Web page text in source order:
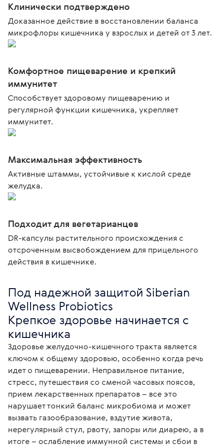
Клинически подтверждено
Доказанное действие в восстановлении баланса
микрофлоры кишечника у взрослых и детей от 3 лет.
Комфортное пищеварение и крепкий
иммунитет
Способствует здоровому пищеварению и
регулярной функции кишечника, укрепляет
иммунитет.
Максимальная эффективность
Активные штаммы, устойчивые к кислой среде
желудка.
Подходит для вегетарианцев
DR-капсулы растительного происхождения с
отсроченным высвобождением для прицельного
действия в кишечнике.
Под надежной защитой Siberian
Wellness Probiotics
Крепкое здоровье начинается с
кишечника
Здоровье желудочно-кишечного тракта является
ключом к общему здоровью, особенно когда речь
идет о пищеварении. Неправильное питание,
стресс, путешествия со сменой часовых поясов,
прием лекарственных препаратов – все это
нарушает тонкий баланс микробиома и может
вызвать газообразование, вздутие живота,
нерегулярный стул, рвоту, запоры или диарею, а в
итоге – ослабление иммунной системы и сбои в